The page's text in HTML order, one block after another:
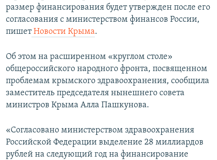
размер финансирования будет утвержден после его
согласования с министерством финансов России,
пишетНовости Крыма.
Об этом на расширенном «круглом столе»
общероссийского народного фронта, посвященном
проблемам крымского здравоохранения, сообщила
заместитель председателя нынешнего совета
министров Крыма Алла Пашкунова.
«Согласовано министерством здравоохранения
Российской Федерации выделение 28 миллиардов
рублей на следующий год на финансирование